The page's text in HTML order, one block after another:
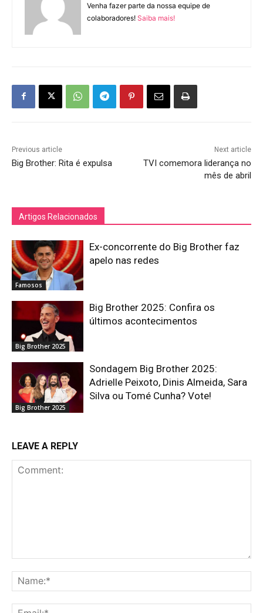
Venha fazer parte da nossa equipe de
colaboradores! Saiba mais!
Previous article
Big Brother: Rita é expulsa
Next article
TVI comemora liderança no
mês de abril
Artigos Relacionados
Famosos
Ex-concorrente do Big Brother faz
apelo nas redes
Big Brother 2025
Big Brother 2025: Confira os
últimos acontecimentos
Big Brother 2025
Sondagem Big Brother 2025:
Adrielle Peixoto, Dinis Almeida, Sara
Silva ou Tomé Cunha? Vote!
LEAVE A REPLY